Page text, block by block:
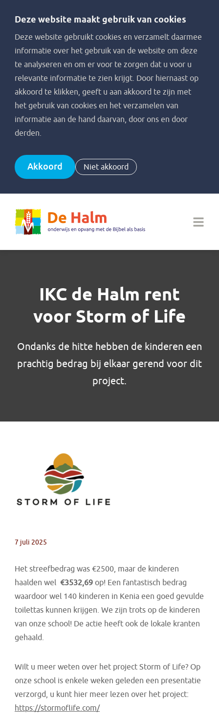
Deze website maakt gebruik van cookies
Deze website gebruikt cookies en verzamelt daarmee
informatie over het gebruik van de website om deze
te analyseren en om er voor te zorgen dat u voor u
relevante informatie te zien krijgt. Door hiernaast op
akkoord te klikken, geeft u aan akkoord te zijn met
het gebruik van cookies en het verzamelen van
informatie aan de hand daarvan, door ons en door
derden.
Akkoord Niet akkoord
IKC de Halm rent
voor Storm of Life
Ondanks de hitte hebben de kinderen een
prachtig bedrag bij elkaar gerend voor dit
project.
7 juli 2025
Het streefbedrag was €2500, maar de kinderen
haalden wel €3532,69 op! Een fantastisch bedrag
waardoor wel 140 kinderen in Kenia een goed gevulde
toilettas kunnen krijgen. We zijn trots op de kinderen
van onze school! De actie heeft ook de lokale kranten
gehaald.
Wilt u meer weten over het project Storm of Life? Op
onze school is enkele weken geleden een presentatie
verzorgd, u kunt hier meer lezen over het project:
https://stormoflife.com/